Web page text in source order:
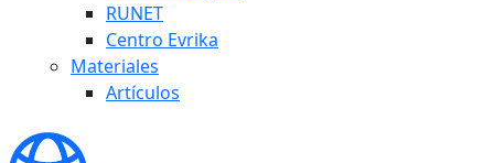
RUNET
Centro Evrika
Materiales
Artículos